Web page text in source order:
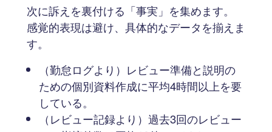
次に訴えを裏付ける「事実」を集めます。
感覚的表現は避け、具体的なデータを揃えま
す。
（勤怠ログより）レビュー準備と説明の
ための個別資料作成に平均4時間以上を要
している。
（レビュー記録より）過去3回のレビュー